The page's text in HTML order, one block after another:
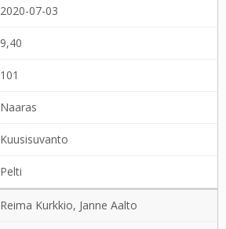
2020-07-03
9,40
101
Naaras
Kuusisuvanto
Pelti
Reima Kurkkio, Janne Aalto